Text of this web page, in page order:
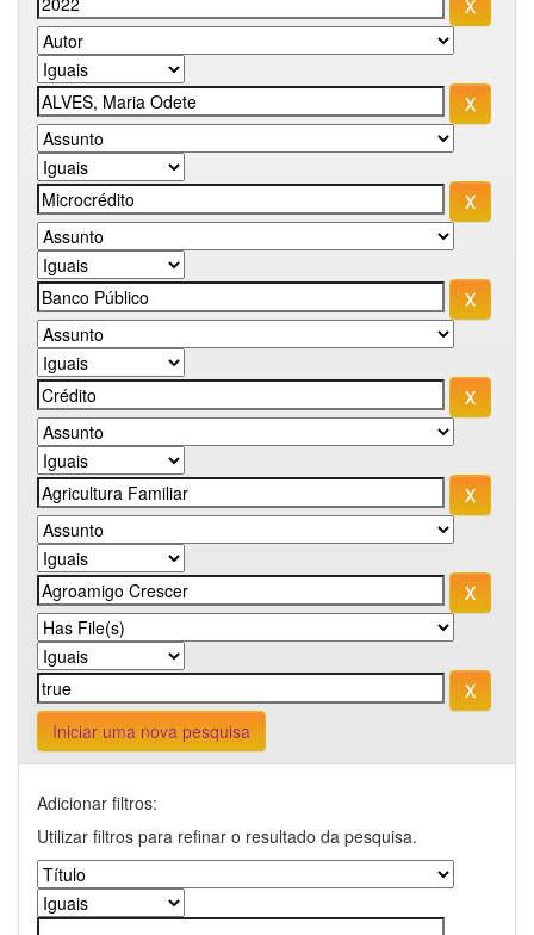
Iniciar uma nova pesquisa
Adicionar filtros:
Utilizar filtros para refinar o resultado da pesquisa.